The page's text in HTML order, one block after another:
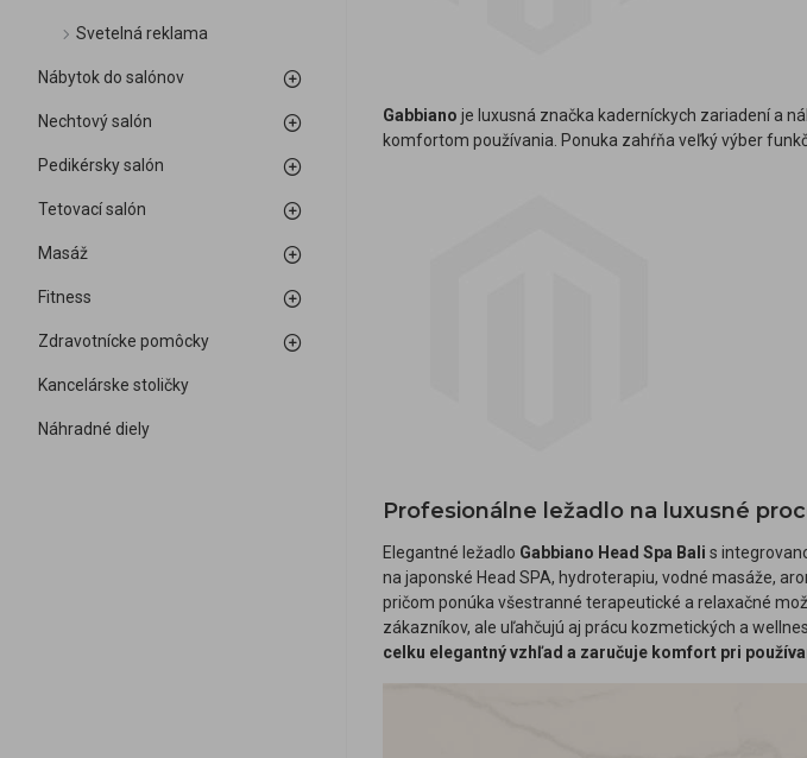
Svetelná reklama
Nábytok do salónov
Nechtový salón
Pedikérsky salón
Tetovací salón
Masáž
Fitness
Zdravotnícke pomôcky
Kancelárske stoličky
Náhradné diely
Gabbiano je luxusná značka kaderníckych zariadení a
komfortom používania. Ponuka zahŕňa veľký výber
Profesionálne ležadlo na luxusné
Elegantné ležadlo Gabbiano Head Spa Bali s
na japonské Head SPA, hydroterapiu, vodné masáže,
pričom ponúka všestranné terapeutické a relaxačné
zákazníkov, ale uľahčujú aj prácu kozmetických a
celku elegantný vzhľad a zaručuje komfort pri